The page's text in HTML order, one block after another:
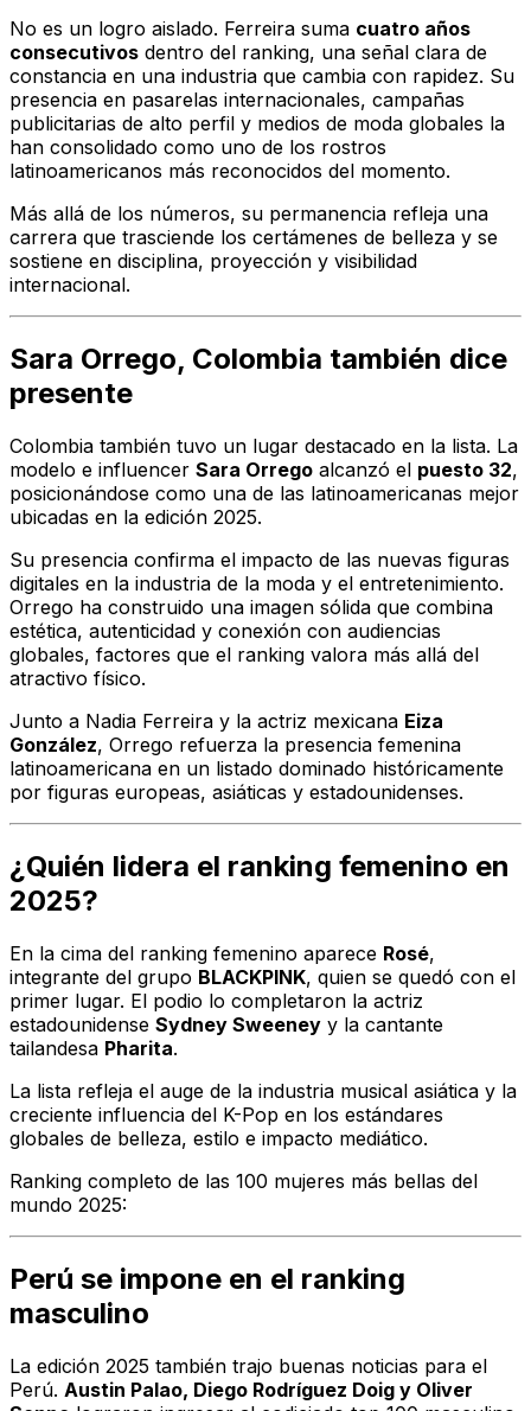
No es un logro aislado. Ferreira suma cuatro años
consecutivos dentro del ranking, una señal clara de
constancia en una industria que cambia con rapidez. Su
presencia en pasarelas internacionales, campañas
publicitarias de alto perfil y medios de moda globales la
han consolidado como uno de los rostros
latinoamericanos más reconocidos del momento.
Más allá de los números, su permanencia refleja una
carrera que trasciende los certámenes de belleza y se
sostiene en disciplina, proyección y visibilidad
internacional.
Sara Orrego, Colombia también dice
presente
Colombia también tuvo un lugar destacado en la lista. La
modelo e influencer Sara Orrego alcanzó el puesto 32,
posicionándose como una de las latinoamericanas mejor
ubicadas en la edición 2025.
Su presencia confirma el impacto de las nuevas figuras
digitales en la industria de la moda y el entretenimiento.
Orrego ha construido una imagen sólida que combina
estética, autenticidad y conexión con audiencias
globales, factores que el ranking valora más allá del
atractivo físico.
Junto a Nadia Ferreira y la actriz mexicana Eiza
González, Orrego refuerza la presencia femenina
latinoamericana en un listado dominado históricamente
por figuras europeas, asiáticas y estadounidenses.
¿Quién lidera el ranking femenino en
2025?
En la cima del ranking femenino aparece Rosé,
integrante del grupo BLACKPINK, quien se quedó con el
primer lugar. El podio lo completaron la actriz
estadounidense Sydney Sweeney y la cantante
tailandesa Pharita.
La lista refleja el auge de la industria musical asiática y la
creciente influencia del K-Pop en los estándares
globales de belleza, estilo e impacto mediático.
Ranking completo de las 100 mujeres más bellas del
mundo 2025:
Perú se impone en el ranking
masculino
La edición 2025 también trajo buenas noticias para el
Perú. Austin Palao, Diego Rodríguez Doig y Oliver